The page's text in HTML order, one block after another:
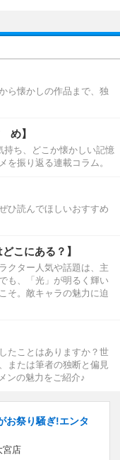
ら懐かしの作品まで、独
め】
持ち、どこか懐かしい記憶
振り返る連載コラム。
ひ読んでほしいおすすめ
こにある？】
クター人気や話題は、主
も、「光」が明るく輝い
そ。敵キャラの魅力に迫
たことはありますか？世
または筆者の独断と偏見
ンの魅力をご紹介♪
お祭り騒ぎ!エンタ
宮店